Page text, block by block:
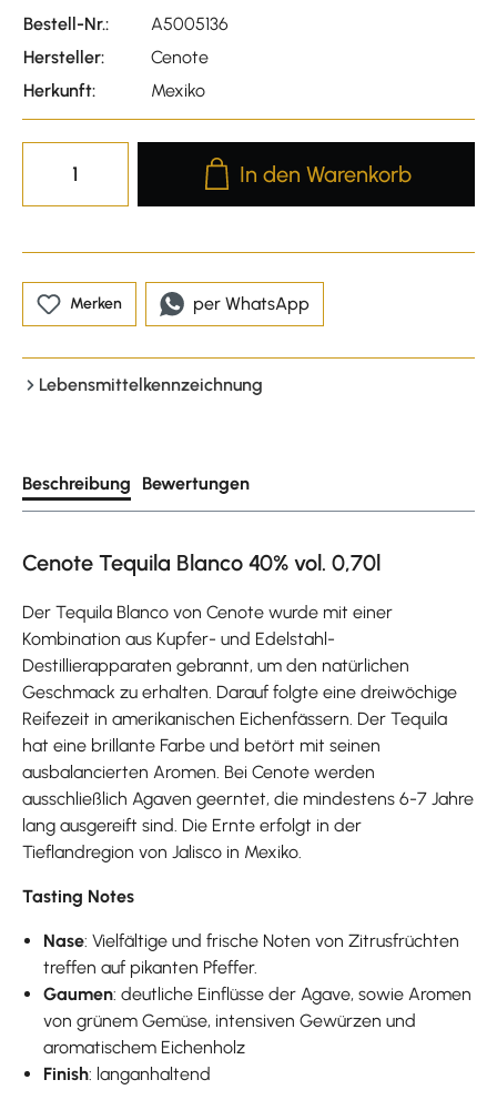
Bestell-Nr.:
A5005136
Hersteller:
Cenote
Herkunft:
Mexiko
Produkt Anzahl: Gib den
In den Warenkorb
Merken per WhatsApp
Lebensmittelkennzeichnung
Beschreibung Bewertungen
Cenote Tequila Blanco 40% vol. 0,70l
Der Tequila Blanco von Cenote wurde mit einer
Kombination aus Kupfer- und Edelstahl-
Destillierapparaten gebrannt, um den natürlichen
Geschmack zu erhalten. Darauf folgte eine dreiwöchige
Reifezeit in amerikanischen Eichenfässern. Der Tequila
hat eine brillante Farbe und betört mit seinen
ausbalancierten Aromen. Bei Cenote werden
ausschließlich Agaven geerntet, die mindestens 6-7 Jahre
lang ausgereift sind. Die Ernte erfolgt in der
Tieflandregion von Jalisco in Mexiko.
Tasting Notes
Nase: Vielfältige und frische Noten von Zitrusfrüchten
treffen auf pikanten Pfeffer.
Gaumen: deutliche Einflüsse der Agave, sowie Aromen
von grünem Gemüse, intensiven Gewürzen und
aromatischem Eichenholz
Finish: langanhaltend